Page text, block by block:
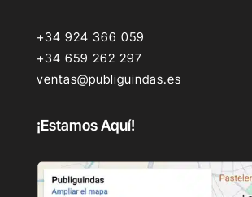
+34 924 366 059
+34 659 262 297
ventas@publiguindas.es
¡Estamos Aquí!